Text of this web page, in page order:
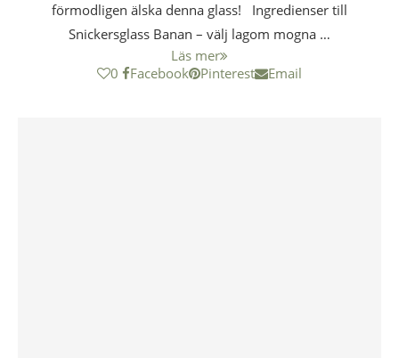
förmodligen älska denna glass! Ingredienser till
Snickersglass Banan – välj lagom mogna …
Läs mer
0
Facebook Pinterest Email